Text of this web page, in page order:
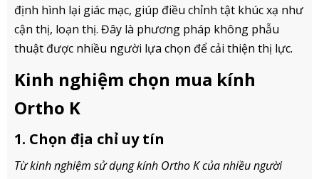
định hình lại giác mạc, giúp điều chỉnh tật khúc xạ như
cận thị, loạn thị. Đây là phương pháp không phẫu
thuật được nhiều người lựa chọn để cải thiện thị lực.
Kinh nghiệm chọn mua kính
Ortho K
1. Chọn địa chỉ uy tín
Từ kinh nghiệm sử dụng kính Ortho K của nhiều người